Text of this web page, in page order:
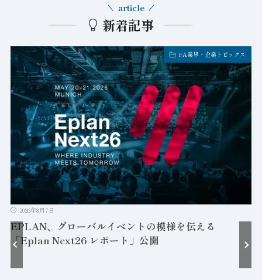
新着記事
article
FA業界・企業トピックス
2026年8月7日
EPLAN、グローバルイベントの模様を伝える
「Eplan Next26 レポート」公開